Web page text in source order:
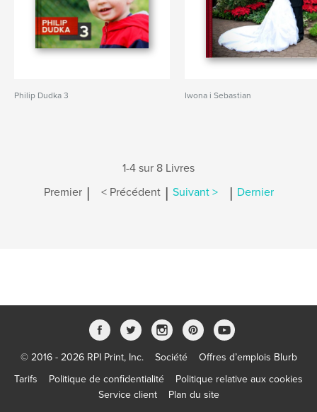
Philip Dudka 3 Iwona i Sebastian
1-4 sur 8 Livres
Premier | < Précédent | Suivant > | Dernier
© 2016 - 2026 RPI Print, Inc. Société
Offres d’emplois Blurb
Tarifs
Politique de confidentialité
Politique relative aux cookies
Service client
Plan du site